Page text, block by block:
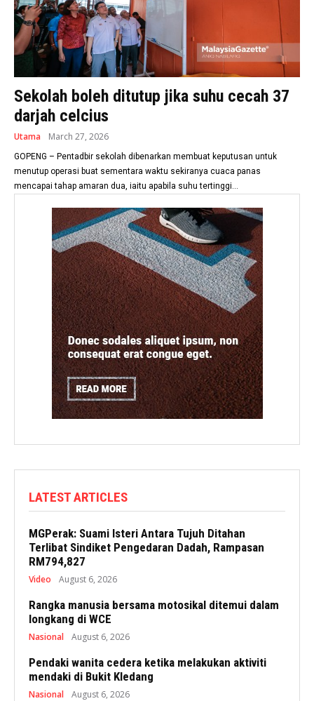
Sekolah boleh ditutup jika suhu cecah 37
darjah celcius
Utama March 27, 2026
GOPENG – Pentadbir sekolah dibenarkan membuat keputusan untuk
menutup operasi buat sementara waktu sekiranya cuaca panas
mencapai tahap amaran dua, iaitu apabila suhu tertinggi...
LATEST ARTICLES
MGPerak: Suami Isteri Antara Tujuh Ditahan
Terlibat Sindiket Pengedaran Dadah, Rampasan
RM794,827
Video August 6, 2026
Rangka manusia bersama motosikal ditemui dalam
longkang di WCE
Nasional August 6, 2026
Pendaki wanita cedera ketika melakukan aktiviti
mendaki di Bukit Kledang
Nasional August 6, 2026